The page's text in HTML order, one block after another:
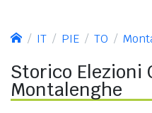
IT PIE TO
Storico Elezioni
Montalenghe